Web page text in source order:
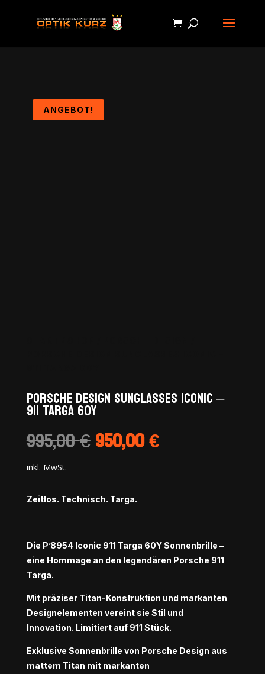
ANGEBOT!
PORSCHE DESIGN Sunglasses Iconic –
911 Targa 60Y
995,00€Ursprünglicher
Preis
950,00€Aktueller
Preis
inkl. MwSt.
Zeitlos. Technisch. Targa.
Die P’8954 Iconic 911 Targa 60Y Sonnenbrille –
eine Hommage an den legendären Porsche 911
Targa.
Mit präziser Titan-Konstruktion und markanten
Designelementen vereint sie Stil und
Innovation. Limitiert auf 911 Stück.
Exklusive Sonnenbrille von Porsche Design aus
mattem Titan mit markanten